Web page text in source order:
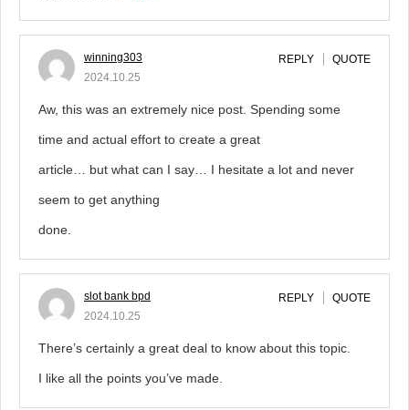
winning303
2024.10.25
REPLY QUOTE
Aw, this was an extremely nice post. Spending some
time and actual effort to create a great
article… but what can I say… I hesitate a lot and never
seem to get anything
done.
slot bank bpd
2024.10.25
REPLY QUOTE
There’s certainly a great deal to know about this topic.
I like all the points you’ve made.